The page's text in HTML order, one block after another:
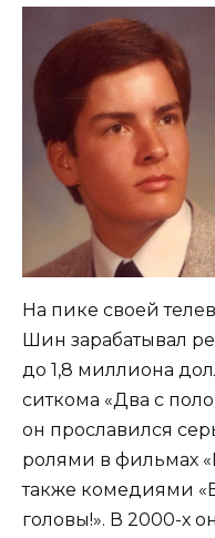
На пике своей
Шин зарабатывал
до 1,8 миллиона
ситкома «Два с
он прославился
ролями в фильмах
также комедиями
головы!». В 2000-х